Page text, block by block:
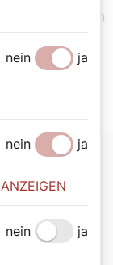
Pilgern
auch ein
von
des
nein ja
nein ja
nein ja